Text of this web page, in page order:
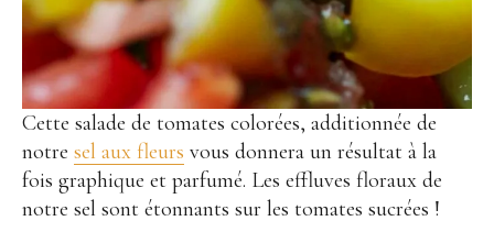
Cette salade de tomates colorées, additionnée de
notre sel aux fleurs vous donnera un résultat à la
fois graphique et parfumé. Les effluves floraux de
notre sel sont étonnants sur les tomates sucrées !